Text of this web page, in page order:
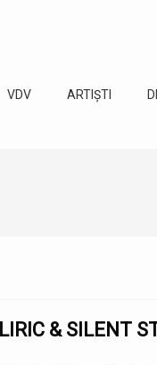
VDV ARTIȘTI
& SILENT